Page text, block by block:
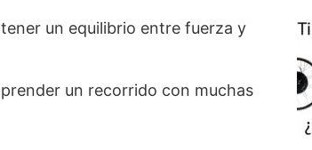
un equilibrio entre fuerza y
un recorrido con muchas